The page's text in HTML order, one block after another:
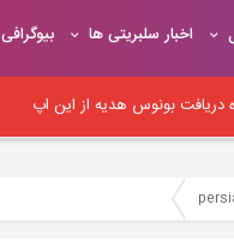
اخبار سلبریتی ها بیوگرافی
بونوس هدیه از این اپ
برای بهبود سئو وب‌سایت